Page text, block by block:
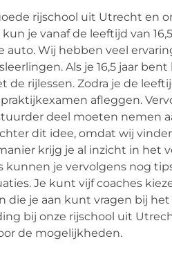
rijschool uit Utrecht en
je vanaf de leeftijd van
auto. Wij hebben veel
Als je 16,5 jaar
rijlessen. Zodra je de
afleggen.
deel moeten nemen
dit idee, omdat wij
krijg je al inzicht in het
je vervolgens nog
Je kunt vijf coaches
die je aan kunt vragen bij
bij onze rijschool uit
de mogelijkheden.